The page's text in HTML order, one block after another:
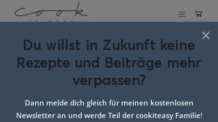
Schlagwort:
Rezept Italien
×
Du willst in Zukunft keine
Rezepte und Beiträge mehr
verpassen?
Dann melde dich gleich für meinen kostenlosen
Newsletter an und werde Teil der cookiteasy Familie!